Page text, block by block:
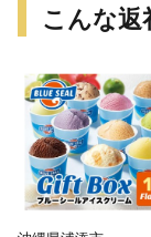
こんな返